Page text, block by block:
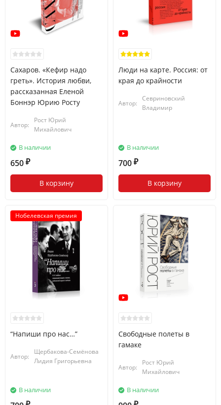
Сахаров. «Кефир надо
греть». История любви,
рассказанная Еленой
Боннэр Юрию Росту
Автор:
Рост Юрий
Михайлович
В наличии
650 ₽
В корзину
Люди на карте. Россия: от
края до крайности
Автор:
Севриновский
Владимир
В наличии
700 ₽
В корзину
Нобелевская премия
“Напиши про нас…”
Автор:
Щербакова-Семёнова
Лидия Григорьевна
В наличии
Свободные полеты в
гамаке
Автор:
Рост Юрий
Михайлович
В наличии